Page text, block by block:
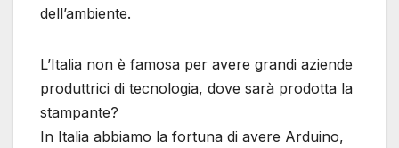
dell’ambiente.
L’Italia non è famosa per avere grandi aziende
produttrici di tecnologia, dove sarà prodotta la
stampante?
In Italia abbiamo la fortuna di avere Arduino,